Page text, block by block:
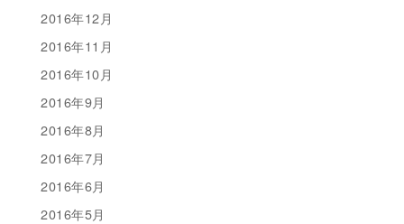
2016年12月
2016年11月
2016年10月
2016年9月
2016年8月
2016年7月
2016年6月
2016年5月